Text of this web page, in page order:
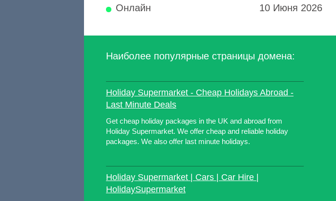
Онлайн 10 Июня 2026
Наиболее популярные страницы домена:
Holiday Supermarket - Cheap Holidays Abroad -
Last Minute Deals
Get cheap holiday packages in the UK and abroad from
Holiday Supermarket. We offer cheap and reliable holiday
packages. We also offer last minute holidays.
Holiday Supermarket | Cars | Car Hire |
HolidaySupermarket